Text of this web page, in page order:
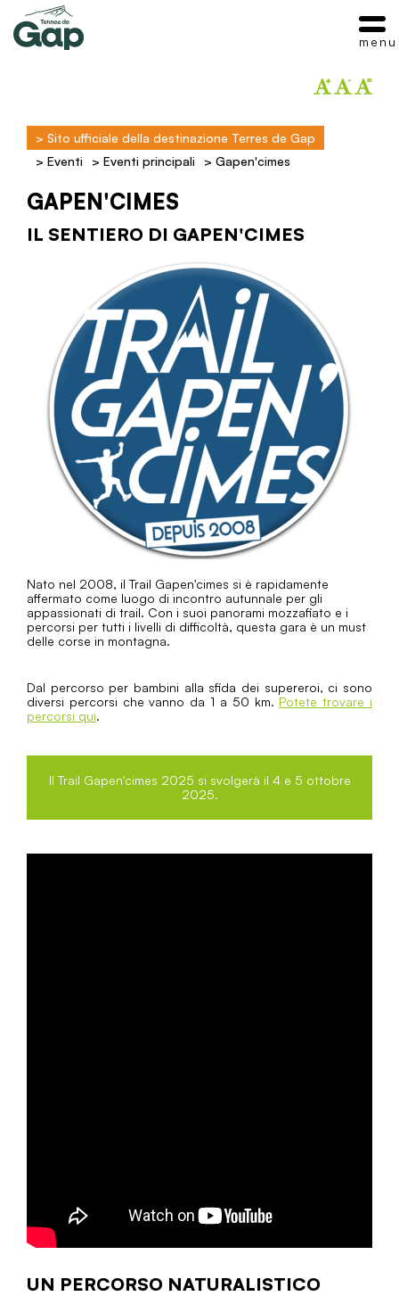
> Sito ufficiale della destinazione Terres de Gap
> Eventi > Eventi principali > Gapen'cimes
GAPEN'CIMES
IL SENTIERO DI GAPEN'CIMES
Nato nel 2008, il Trail Gapen'cimes si è rapidamente
affermato come luogo di incontro autunnale per gli
appassionati di trail. Con i suoi panorami mozzafiato e i
percorsi per tutti i livelli di difficoltà, questa gara è un must
delle corse in montagna.
Dal percorso per bambini alla sfida dei supereroi, ci sono
diversi percorsi che vanno da 1 a 50 km. Potete trovare i
percorsi qui.
Il Trail Gapen'cimes 2025 si svolgerà il 4 e 5 ottobre
2025.
UN PERCORSO NATURALISTICO
menu